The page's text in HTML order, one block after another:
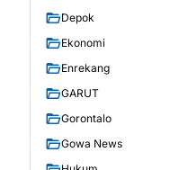
Depok
Ekonomi
Enrekang
GARUT
Gorontalo
Gowa News